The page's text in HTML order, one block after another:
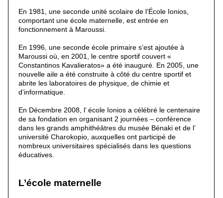
En 1981, une seconde unité scolaire de l’École Ionios,
comportant une école maternelle, est entrée en
fonctionnement à Maroussi.
En 1996, une seconde école primaire s’est ajoutée à
Maroussi où, en 2001, le centre sportif couvert «
Constantinos Kavalieratos» a été inauguré. En 2005, une
nouvelle aile a été construite à côté du centre sportif et
abrite les laboratoires de physique, de chimie et
d’informatique.
En Décembre 2008, l’ école Ionios a célébré le centenaire
de sa fondation en organisant 2 journées – conférence
dans les grands amphithéâtres du musée Bénaki et de l’
université Charokopio, auxquelles ont participé de
nombreux universitaires spécialisés dans les questions
éducatives.
L’école maternelle